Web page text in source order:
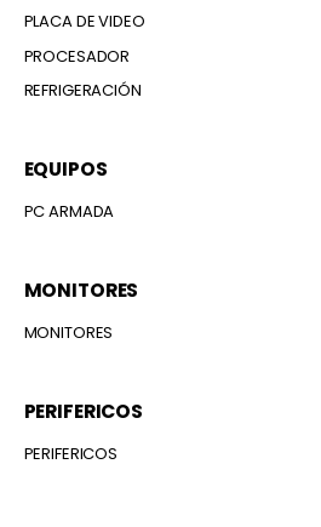
PLACA DE VIDEO
PROCESADOR
REFRIGERACIÓN
EQUIPOS
PC ARMADA
MONITORES
MONITORES
PERIFERICOS
PERIFERICOS